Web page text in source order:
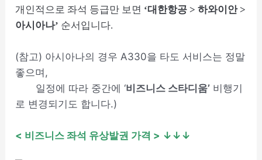
개인적으로 좌석 등급만 보면 ‘대한항공 > 하와이안 >
아시아나’ 순서입니다.
(참고) 아시아나의 경우 A330을 타도 서비스는 정말
좋으며,
일정에 따라 중간에 ‘비즈니스 스타디움’ 비행기
로 변경되기도 합니다.)
< 비즈니스 좌석 유상발권 가격 > ↓↓↓